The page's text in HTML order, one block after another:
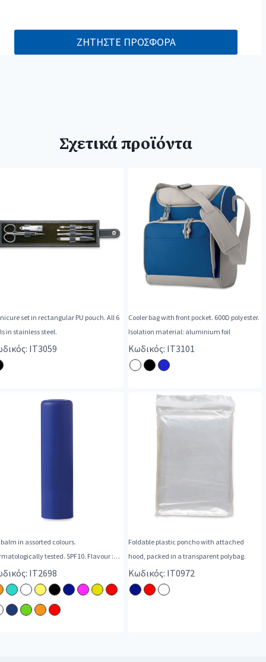
ΖΗΤΗΣΤΕ ΠΡΟΣΦΟΡΑ
Σχετικά προϊόντα
set in rectangular PU pouch. All 6
in stainless steel.
IT3059
Cooler bag with front pocket. 600D polyester.
Isolation material: aluminium foil
Κωδικός: IT3101
in assorted colours.
tested. SPF10. Flavour :
IT2698
Foldable plastic poncho with attached
hood, packed in a transparent polybag.
Κωδικός: IT0972